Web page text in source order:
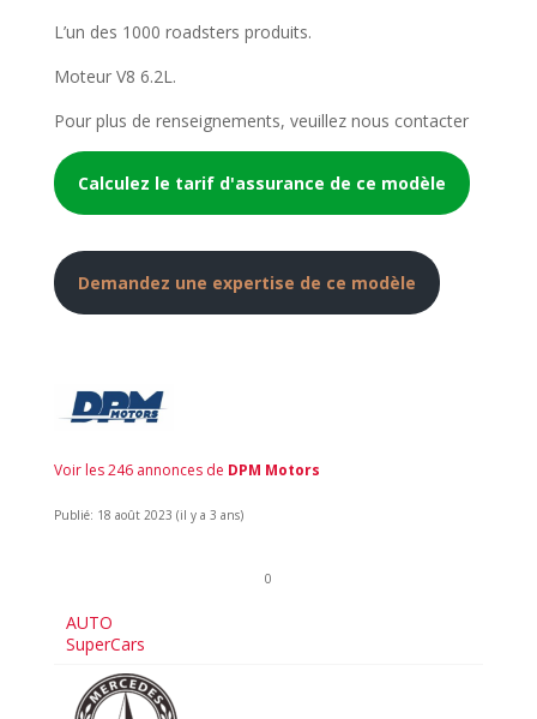
L’un des 1000 roadsters produits.
Moteur V8 6.2L.
Pour plus de renseignements, veuillez nous contacter
Calculez le tarif d'assurance de ce modèle
Demandez une expertise de ce modèle
Voir les 246 annonces de DPM Motors
Publié: 18 août 2023 (il y a 3 ans)
0
AUTO
SuperCars